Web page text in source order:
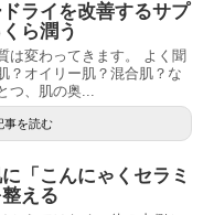
ライを改善するサプ
ら潤う
は変わってきます。 よく聞
？オイリー肌？混合肌？な
つ、肌の奥...
事を読む
「こんにゃくセラミ
える